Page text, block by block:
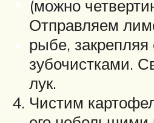
Разное
Меню
(можно
Отправляем
рыбе, закрепляя
зубочистками.
лук.
Чистим